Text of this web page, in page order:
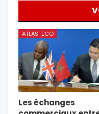
ATLAS-ECO
Les échanges